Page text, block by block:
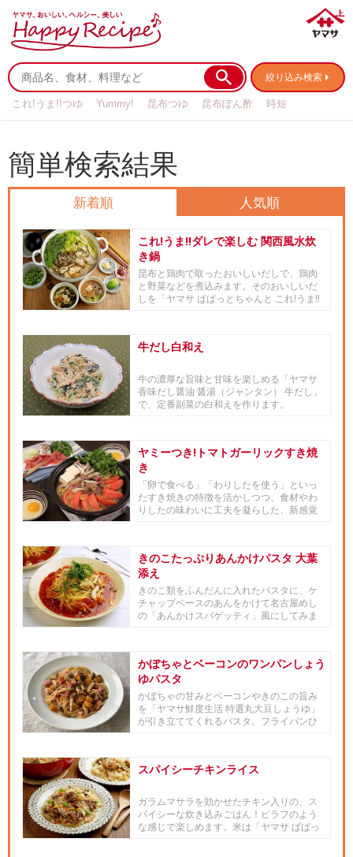
絞り込み検索
これ!うま!!つゆ Yummy! 昆布つゆ 昆布ぽん酢
時短
簡単検索結果
新着順 人気順
これ!うま!!ダレで楽しむ 関西風水炊
き鍋
昆布と鶏肉で取ったおいしいだしで、鶏肉
と野菜などを煮込みます。そのおいしいだ
しを「ヤマサ ぱぱっとちゃんと これ!うま!!
牛だし白和え
牛の濃厚な旨味と甘味を楽しめる「ヤマサ
香味だし醤油 醤湯（ジャンタン） 牛だし」
で、定番副菜の白和えを作ります。
ヤミーつき!トマトガーリックすき焼
き
「卵で食べる」「わりしたを使う」といっ
たすき焼きの特徴を活かしつつ、食材やわ
りしたの味わいに工夫を凝らした、新感覚
きのこたっぷりあんかけパスタ 大葉
添え
きのこ類をふんだんに入れたパスタに、ケ
チャップベースのあんをかけて名古屋めし
の「あんかけスパゲッティ」風にしてみま
かぼちゃとベーコンのワンパンしょう
ゆパスタ
かぼちゃの甘みとベーコンやきのこの旨み
を「ヤマサ鮮度生活 特選丸大豆しょうゆ」
が引き立ててくれるパスタ。フライパンひ
スパイシーチキンライス
ガラムマサラを効かせたチキン入りの、ス
パイシーな炊き込みごはん！ピラフのよう
な感じで楽しめます。米は「ヤマサ ぱぱっ